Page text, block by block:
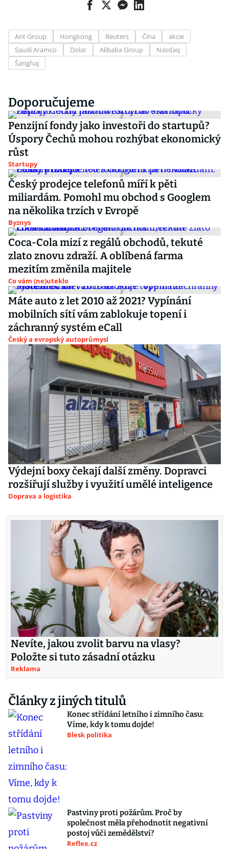
Ant Group Hongkong Reuters Čína
akcie
Saudi Aramco
Dolar Alibaba Group
Nasdaq
Šanghaj
Doporučujeme
Penzijní fondy jako investoři do startupů?
Úspory Čechů mohou rozhýbat ekonomický
růst
Startupy
Český prodejce telefonů míří k pěti
miliardám. Pomohl mu obchod s Googlem
na několika trzích v Evropě
Byznys
Coca-Cola mizí z regálů obchodů, tekuté
zlato znovu zdraží. A oblíbená farma
mezitím změnila majitele
Co vám (ne)uteklo
Máte auto z let 2010 až 2021? Vypínání
mobilních sítí vám zablokuje topení i
záchranný systém eCall
Český a evropský autoprůmysl
Výdejní boxy čekají další změny. Dopravci
rozšiřují služby i využití umělé inteligence
Doprava a logistika
Nevíte, jakou zvolit barvu na vlasy?
Položte si tuto zásadní otázku
Reklama
Články z jiných titulů
Konec střídání letního i zimního času:
Víme, kdy k tomu dojde!
Blesk politika
Pastviny proti požárům. Proč by
společnost měla přehodnotit negativní
postoj vůči zemědělství?
Reflex.cz